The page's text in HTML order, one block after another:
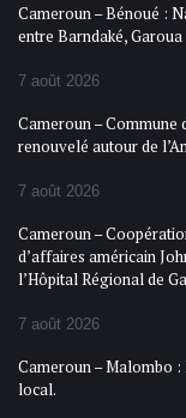
Cameroun – Bénoué :
entre Barndaké,
7 août 2026
Cameroun – Commune
renouvelé autour de
7 août 2026
Cameroun –
d’affaires américain
l’Hôpital Régional de
7 août 2026
Cameroun – Malombo
local.